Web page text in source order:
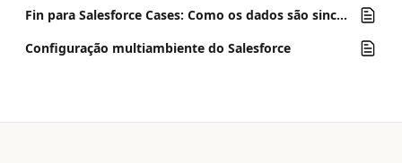
Fin para Salesforce Cases: Como os dados são sincronizados?
Configuração multiambiente do Salesforce